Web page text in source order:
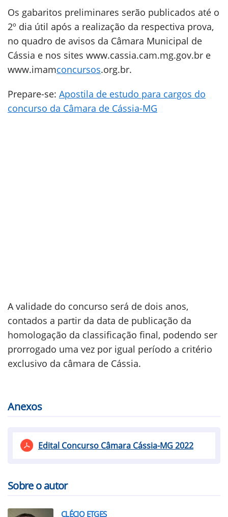
Os gabaritos preliminares serão publicados até o
2º dia útil após a realização da respectiva prova,
no quadro de avisos da Câmara Municipal de
Cássia e nos sites www.cassia.cam.mg.gov.br e
www.imamconcursos.org.br.
Prepare-se: Apostila de estudo para cargos do
concurso da Câmara de Cássia-MG
A validade do concurso será de dois anos,
contados a partir da data de publicação da
homologação da classificação final, podendo ser
prorrogado uma vez por igual período a critério
exclusivo da câmara de Cássia.
Anexos
Edital Concurso Câmara Cássia-MG 2022
Sobre o autor
CLÉCIO ETGES